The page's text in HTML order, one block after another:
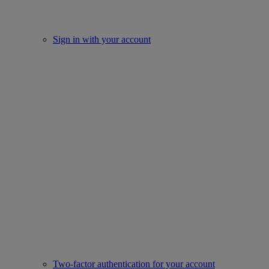
Sign in with your account
Two-factor authentication for your account